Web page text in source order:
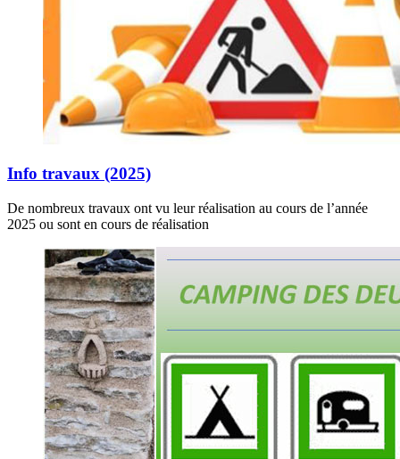
Info travaux (2025)
De nombreux travaux ont vu leur réalisation au cours de l’année
2025 ou sont en cours de réalisation